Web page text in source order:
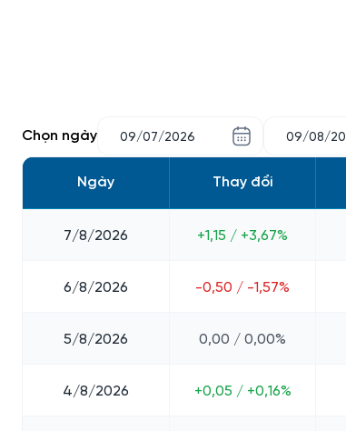
Chọn ngày
Ngày Thay đổi
7/8/2026 +1,15 / +3,67%
6/8/2026 -0,50 / -1,57%
5/8/2026 0,00 / 0,00%
4/8/2026 +0,05 / +0,16%